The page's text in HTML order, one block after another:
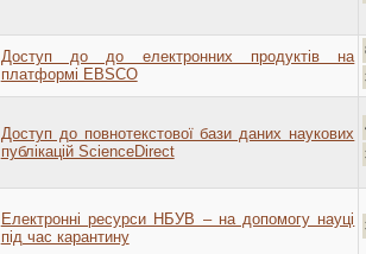
Доступ до до електронних продуктів на
платформі EBSCO
Доступ до повнотекстової бази даних наукових
публікацій ScienceDirect
Електронні ресурси НБУВ – на допомогу науці
під час карантину